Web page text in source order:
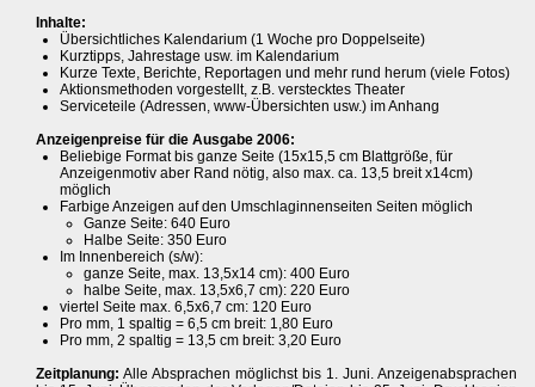
Inhalte:
Übersichtliches Kalendarium (1 Woche pro Doppelseite)
Kurztipps, Jahrestage usw. im Kalendarium
Kurze Texte, Berichte, Reportagen und mehr rund herum (viele Fotos)
Aktionsmethoden vorgestellt, z.B. verstecktes Theater
Serviceteile (Adressen, www-Übersichten usw.) im Anhang
Anzeigenpreise für die Ausgabe 2006:
Beliebige Format bis ganze Seite (15x15,5 cm Blattgröße, für
Anzeigenmotiv aber Rand nötig, also max. ca. 13,5 breit x14cm)
möglich
Farbige Anzeigen auf den Umschlaginnenseiten Seiten möglich
Ganze Seite: 640 Euro
Halbe Seite: 350 Euro
Im Innenbereich (s/w):
ganze Seite, max. 13,5x14 cm): 400 Euro
halbe Seite, max. 13,5x6,7 cm): 220 Euro
viertel Seite max. 6,5x6,7 cm: 120 Euro
Pro mm, 1 spaltig = 6,5 cm breit: 1,80 Euro
Pro mm, 2 spaltig = 13,5 cm breit: 3,20 Euro
Zeitplanung: Alle Absprachen möglichst bis 1. Juni. Anzeigenabsprachen